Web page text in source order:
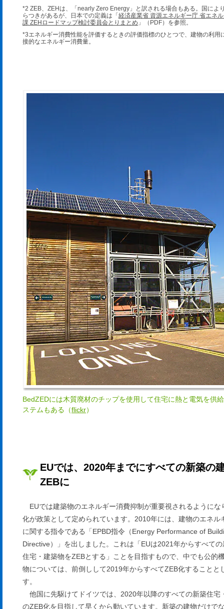
*2 ZEB、ZEHは、「nearly Zero Energy」と訳される場合もある。国によ
らつきがあるが、日本での定義は「 経済産業省 資源エネルギー庁 省エネ
課 ZEHロードマップ検討委員会とりまとめ 」（PDF）を参照。
*3エネルギー消費性能を評価するときの評価指標のひとつで、建物の利用
接的なエネルギー消費量。
BedZEDには木質廃材のチップを使用して住宅に熱と電気を供
ステムもある（flickr）
EUでは、2020年までにすべての新築の
ZEBに
EUでは建築物のエネルギー消費抑制が重要視されるようにな
化が政策として定められています。2010年には、建物のエネル
に関する指令である「EPBD指令（Energy Performance of
Directive）」を出しました。これは「EUは2021年からすべて
住宅・建築物をZEBとする」ことを目指すもので、中でも公的
物については、前倒しして2019年からすべてZEB化することと
す。
他国に先駆けてドイツでは、2020年以降のすべての新築住宅
のZEB化を目指して早くから動いています。新築の建物だけで